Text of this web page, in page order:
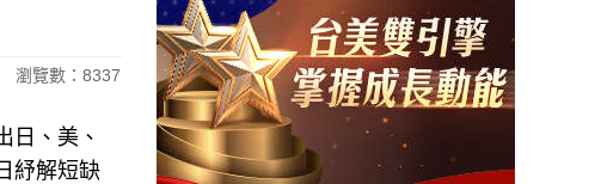
瀏覽數：8337
日、美、
紓解短缺